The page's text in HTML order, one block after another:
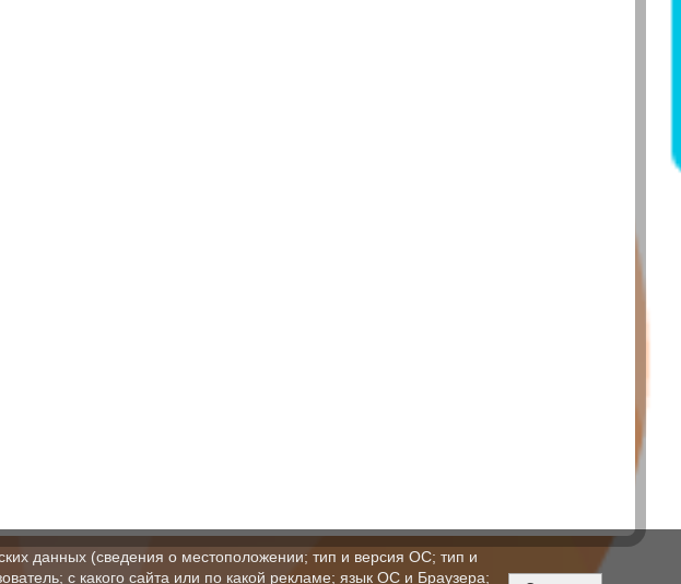
данных (сведения о местоположении; тип и версия ОС; тип и
с какого сайта или по какой рекламе; язык ОС и Браузера;